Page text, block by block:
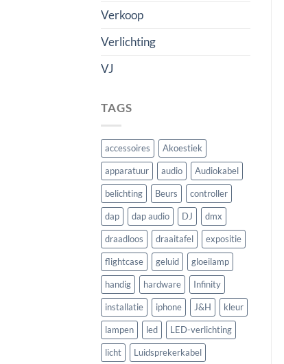
Verkoop
Verlichting
VJ
TAGS
accessoires Akoestiek
apparatuur audio Audiokabel
belichting Beurs controller
dap dap audio DJ dmx
draadloos draaitafel expositie
flightcase geluid gloeilamp
handig hardware Infinity
installatie iphone J&H kleur
lampen led LED-verlichting
licht Luidsprekerkabel